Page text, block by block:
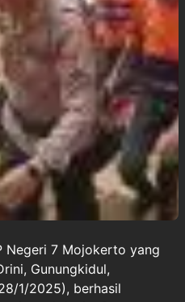
Negeri 7 Mojokerto yang
Gunungkidul,
1/2025), berhasil